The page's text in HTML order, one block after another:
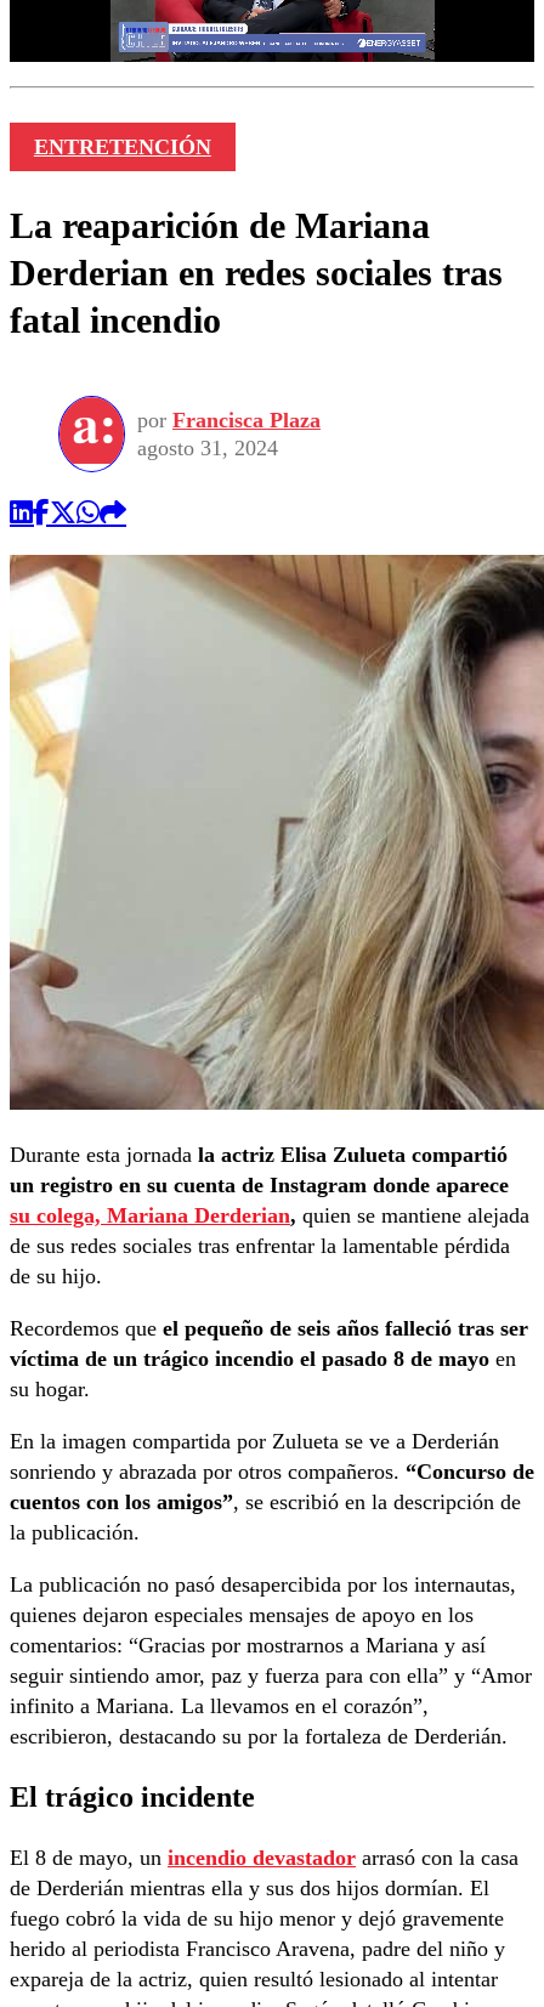
ENTRETENCIÓN
La reaparición de Mariana
Derderian en redes sociales tras
fatal incendio
por Francisca Plaza
agosto 31, 2024
Durante esta jornada la actriz Elisa Zulueta compartió
un registro en su cuenta de Instagram donde aparece
su colega, Mariana Derderian, quien se mantiene alejada
de sus redes sociales tras enfrentar la lamentable pérdida
de su hijo.
Recordemos que el pequeño de seis años falleció tras ser
víctima de un trágico incendio el pasado 8 de mayo en
su hogar.
En la imagen compartida por Zulueta se ve a Derderián
sonriendo y abrazada por otros compañeros. “Concurso de
cuentos con los amigos”, se escribió en la descripción de
la publicación.
La publicación no pasó desapercibida por los internautas,
quienes dejaron especiales mensajes de apoyo en los
comentarios: “Gracias por mostrarnos a Mariana y así
seguir sintiendo amor, paz y fuerza para con ella” y “Amor
infinito a Mariana. La llevamos en el corazón”,
escribieron, destacando su por la fortaleza de Derderián.
El trágico incidente
El 8 de mayo, un incendio devastador arrasó con la casa
de Derderián mientras ella y sus dos hijos dormían. El
fuego cobró la vida de su hijo menor y dejó gravemente
herido al periodista Francisco Aravena, padre del niño y
expareja de la actriz, quien resultó lesionado al intentar